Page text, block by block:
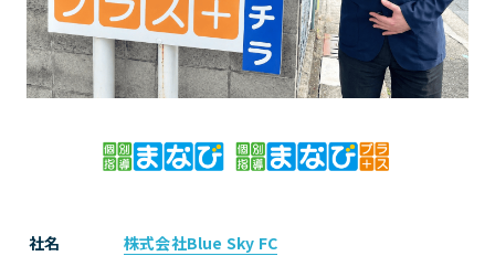
社名
株式会社Blue Sky FC